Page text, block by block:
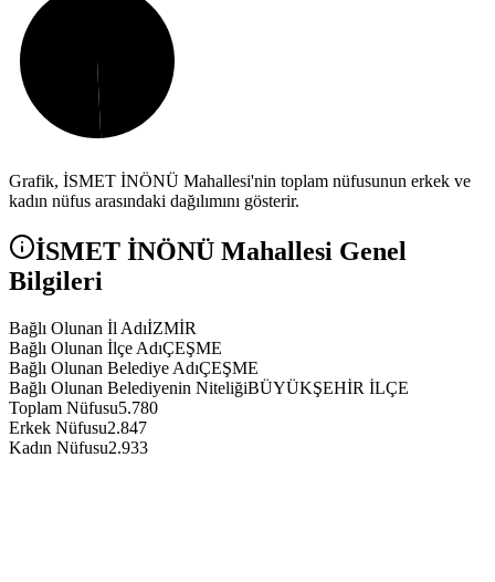
Grafik, İSMET İNÖNÜ Mahallesi'nin toplam nüfusunun erkek ve
kadın nüfus arasındaki dağılımını gösterir.
İSMET İNÖNÜ Mahallesi Genel
Bilgileri
Bağlı Olunan İl AdıİZMİR
Bağlı Olunan İlçe AdıÇEŞME
Bağlı Olunan Belediye AdıÇEŞME
Bağlı Olunan Belediyenin NiteliğiBÜYÜKŞEHİR İLÇE
Toplam Nüfusu5.780
Erkek Nüfusu2.847
Kadın Nüfusu2.933